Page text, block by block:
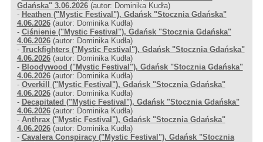
Gdańska" 3.06.2026(autor: Dominika Kudła)
- Heathen ("Mystic Festival"), Gdańsk "Stocznia Gdańska"
4.06.2026(autor: Dominika Kudła)
- Ciśnienie ("Mystic Festival"), Gdańsk "Stocznia Gdańska"
4.06.2026(autor: Dominika Kudła)
- Truckfighters ("Mystic Festival"), Gdańsk "Stocznia Gdańska"
4.06.2026(autor: Dominika Kudła)
- Bloodywood ("Mystic Festival"), Gdańsk "Stocznia Gdańska"
4.06.2026(autor: Dominika Kudła)
- Overkill ("Mystic Festival"), Gdańsk "Stocznia Gdańska"
4.06.2026(autor: Dominika Kudła)
- Decapitated ("Mystic Festival"), Gdańsk "Stocznia Gdańska"
4.06.2026(autor: Dominika Kudła)
- Anthrax ("Mystic Festival"), Gdańsk "Stocznia Gdańska"
4.06.2026(autor: Dominika Kudła)
- Cavalera Conspiracy ("Mystic Festival"), Gdańsk "Stocznia